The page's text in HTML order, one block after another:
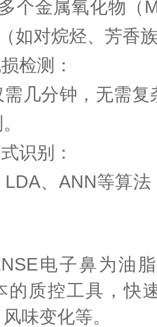
个金属氧化物（
如对烷烃、芳香
检测：
几分钟，无需
识别：
、ANN等算
电子鼻为油
的质控工具，快
味变化等。